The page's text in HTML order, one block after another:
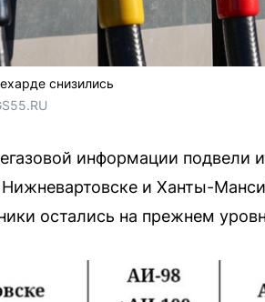
снизились
информации подвели
и Ханты-
остались на прежнем